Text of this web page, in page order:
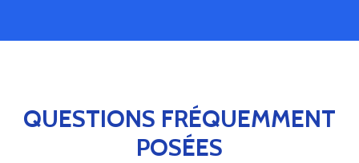
QUESTIONS FRÉQUEMMENT
POSÉES